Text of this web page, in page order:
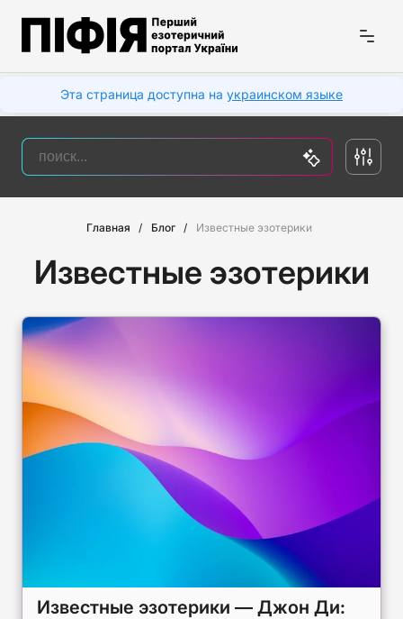
Эта страница доступна на украинском языке
Главная Блог Известные эзотерики
Известные эзотерики
Известные эзотерики — Джон Ди: